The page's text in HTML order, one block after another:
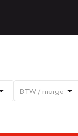
BTW / marge